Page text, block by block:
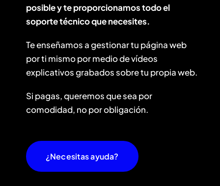
posible y te proporcionamos todo el
soporte técnico que necesites.
Te enseñamos a gestionar tu página web
por ti mismo por medio de vídeos
explicativos grabados sobre tu propia web.
Si pagas, queremos que sea por
comodidad, no por obligación.
¿Necesitas ayuda?